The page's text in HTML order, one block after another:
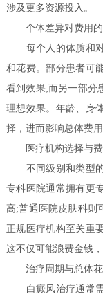
涉及更多资源投入。
个体差异对费用的
每个人的体质和对
和花费。部分患者可
看到效果;而另一部分
理想效果。年龄、身
择，进而影响总体费用
医疗机构选择与费
不同级别和类型的
专科医院通常拥有更
高;普通医院皮肤科则
正规医疗机构至关重
这不仅可能浪费金钱
治疗周期与总体
白癜风治疗通常需